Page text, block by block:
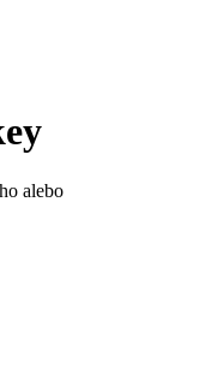
alebo